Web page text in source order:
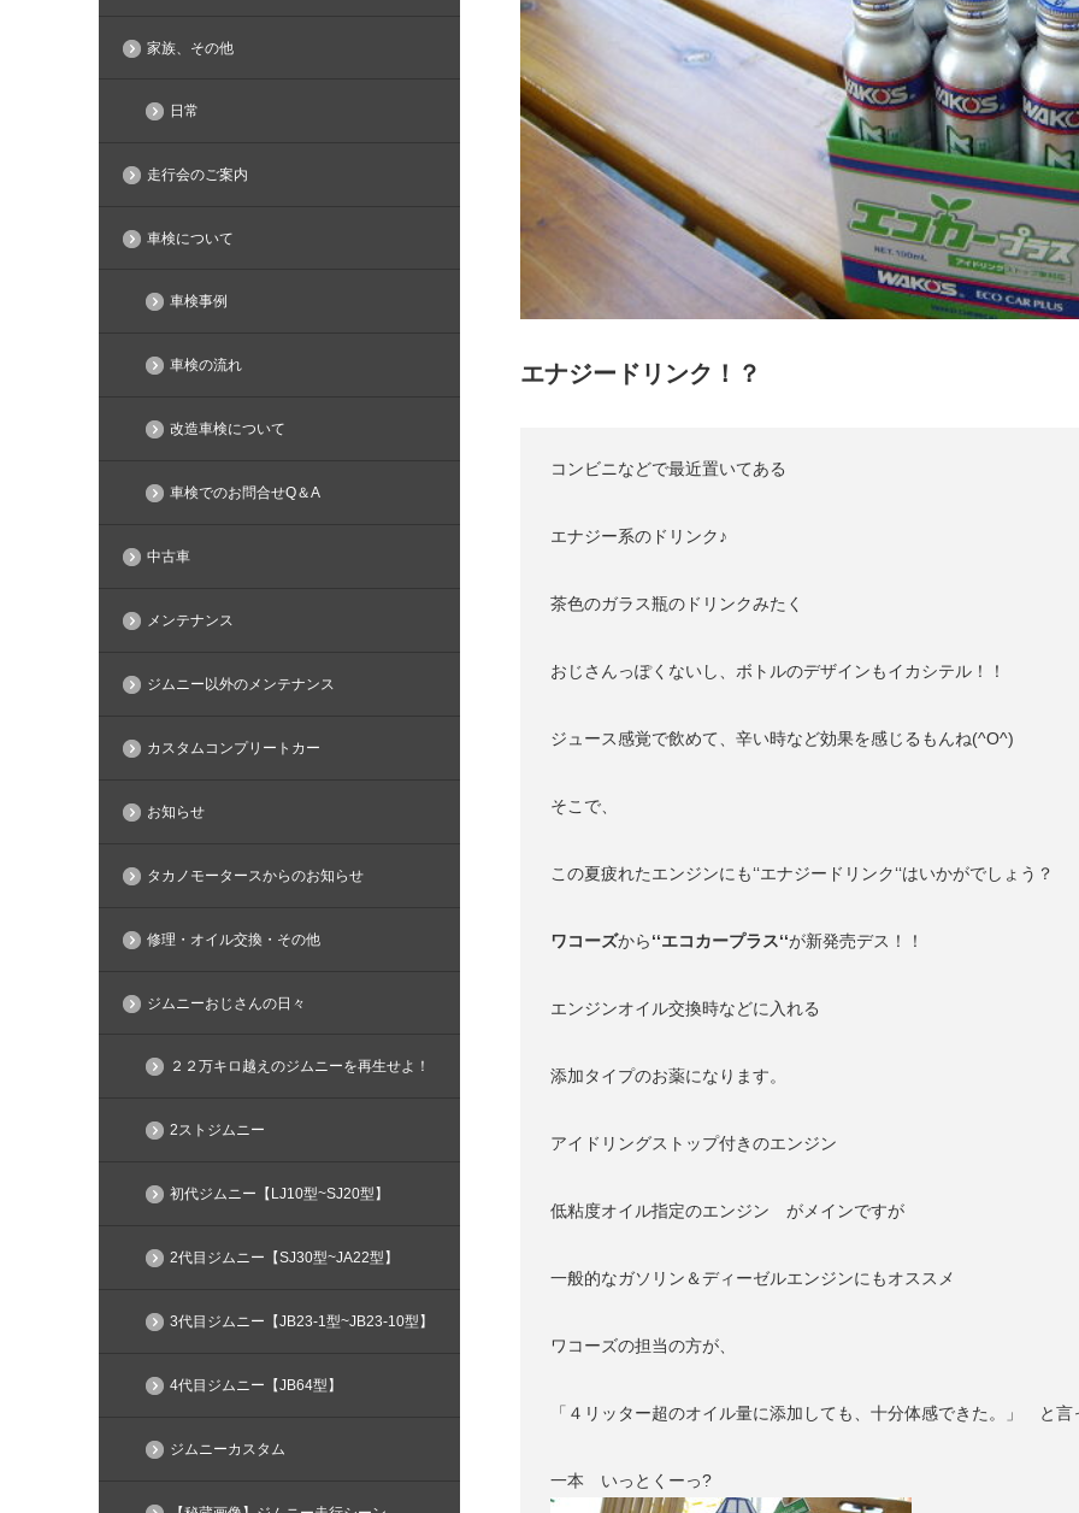
エナジードリンク！？
コンビニなどで最近置いてある
エナジー系のドリンク♪
茶色のガラス瓶のドリンクみたく
おじさんっぽくないし、ボトルのデザインもイカシテル！！
ジュース感覚で飲めて、辛い時など効果を感じるもんね(^O^)
そこで、
この夏疲れたエンジンにも‘‘エナジードリンク‘‘はいかがでしょう？
ワコーズから‘‘エコカープラス‘‘が新発売デス！！
エンジンオイル交換時などに入れる
添加タイプのお薬になります。
アイドリングストップ付きのエンジン
低粘度オイル指定のエンジン がメインですが
一般的なガソリン＆ディーゼルエンジンにもオススメ
ワコーズの担当の方が、
「４リッター超のオイル量に添加しても、十分体感できた。」 と言
一本 いっとくーっ?
家族、その他
日常
走行会のご案内
車検について
車検事例
車検の流れ
改造車検について
車検でのお問合せQ＆A
中古車
メンテナンス
ジムニー以外のメンテナンス
カスタムコンプリートカー
お知らせ
タカノモータースからのお知らせ
修理・オイル交換・その他
ジムニーおじさんの日々
２２万キロ越えのジムニーを再生せよ！
2ストジムニー
初代ジムニー【LJ10型~SJ20型】
2代目ジムニー【SJ30型~JA22型】
3代目ジムニー【JB23-1型~JB23-10型】
4代目ジムニー【JB64型】
ジムニーカスタム